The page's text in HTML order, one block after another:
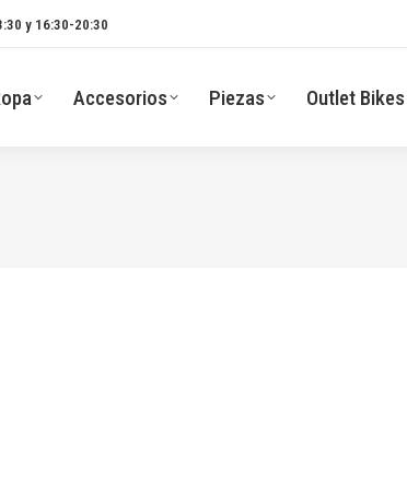
y 16:30-20:30
Accesorios Piezas Outlet Bikes